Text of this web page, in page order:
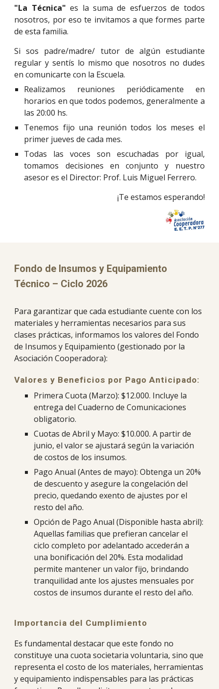
"La Técnica"es la suma de esfuerzos de todos
nosotros, por eso te invitamos a que formes parte
de esta familia.
Si sos padre/madre/ tutor de algún estudiante
regular y sentís lo mismo que nosotros no dudes
en comunicarte con la Escuela.
Realizamos reuniones periódicamente en
horarios en que todos podemos, generalmente a
las 20:00 hs.
Tenemos fijo una reunión todos los meses el
primer jueves de cada mes.
Todas las voces son escuchadas por igual,
tomamos decisiones en conjunto y nuestro
asesor es el Director: Prof. Luis Miguel Ferrero.
¡Te estamos esperando!
Fondo de Insumos y Equipamiento
Técnico – Ciclo 2026
Para garantizar que cada estudiante cuente con los
materiales y herramientas necesarios para sus
clases prácticas, informamos los valores del Fondo
de Insumos y Equipamiento (gestionado por la
Asociación Cooperadora):
Valores y Beneficios por Pago Anticipado:
Primera Cuota (Marzo): $12.000. Incluye la
entrega del Cuaderno de Comunicaciones
obligatorio.
Cuotas de Abril y Mayo: $10.000. A partir de
junio, el valor se ajustará según la variación
de costos de los insumos.
Pago Anual (Antes de mayo): Obtenga un 20%
de descuento y asegure la congelación del
precio, quedando exento de ajustes por el
resto del año.
Opción de Pago Anual (Disponible hasta abril):
Aquellas familias que prefieran cancelar el
ciclo completo por adelantado accederán a
una bonificación del 20%. Esta modalidad
permite mantener un valor fijo, brindando
tranquilidad ante los ajustes mensuales por
costos de insumos durante el resto del año.
Importancia del Cumplimiento
Es fundamental destacar que este fondo no
constituye una cuota societaria voluntaria, sino que
representa el costo de los materiales, herramientas
y equipamiento indispensables para las prácticas